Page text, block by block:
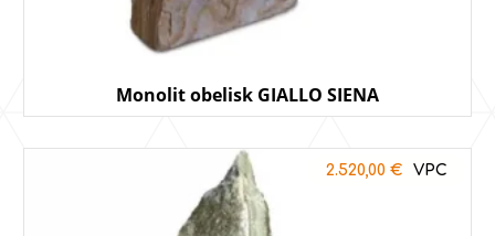
Monolit obelisk GIALLO SIENA
2.520,00 €